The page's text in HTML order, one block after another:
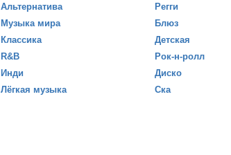
Альтернатива
Музыка мира
Классика
R&B
Инди
Лёгкая музыка
Регги
Блюз
Детская
Рок-н-ролл
Диско
Ска